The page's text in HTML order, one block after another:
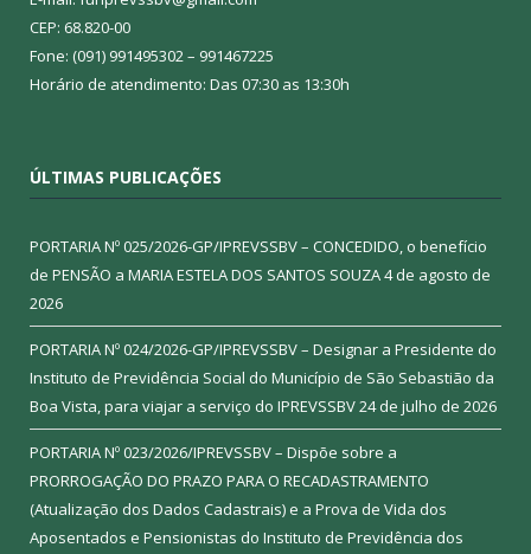
CEP: 68.820-00
Fone: (091) 991495302 – 991467225
Horário de atendimento: Das 07:30 as 13:30h
ÚLTIMAS PUBLICAÇÕES
PORTARIA Nº 025/2026-GP/IPREVSSBV – CONCEDIDO, o benefício
de PENSÃO a MARIA ESTELA DOS SANTOS SOUZA4 de agosto de
2026
PORTARIA Nº 024/2026-GP/IPREVSSBV – Designar a Presidente do
Instituto de Previdência Social do Município de São Sebastião da
Boa Vista, para viajar a serviço do IPREVSSBV24 de julho de 2026
PORTARIA Nº 023/2026/IPREVSSBV – Dispõe sobre a
PRORROGAÇÃO DO PRAZO PARA O RECADASTRAMENTO
(Atualização dos Dados Cadastrais) e a Prova de Vida dos
Aposentados e Pensionistas do Instituto de Previdência dos